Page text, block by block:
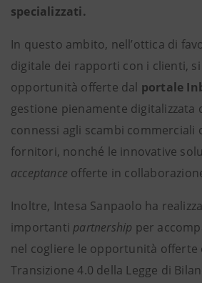
specializzati.
In questo ambito, nell’ottica di
digitale dei rapporti con i clienti,
opportunità offerte dal portale
gestione pienamente digitalizzata
connessi agli scambi commerciali
fornitori, nonché le innovative
acceptance offerte in
Inoltre, Intesa Sanpaolo ha
importanti partnership per
nel cogliere le opportunità offerte
Transizione 4.0 della Legge di